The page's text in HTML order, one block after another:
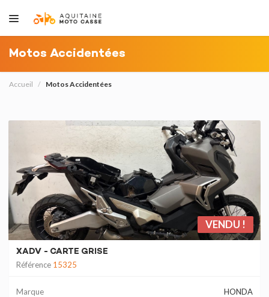
Motos Accidentées
Accueil Motos Accidentées
VENDU !
XADV - CARTE GRISE
Référence 15325
Marque
HONDA